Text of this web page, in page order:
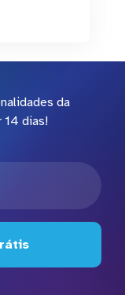
da
14 dias!